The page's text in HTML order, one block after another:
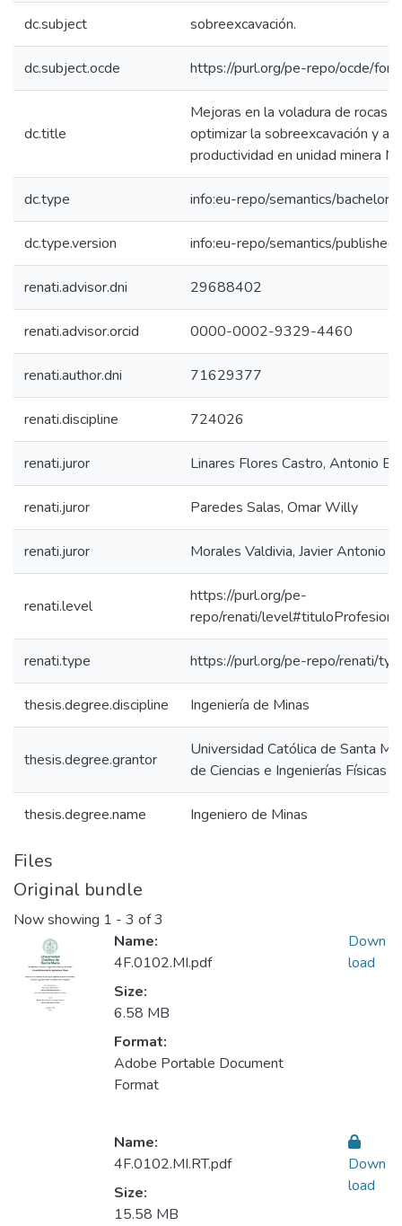
dc.subject sobreexcavación.
dc.subject.ocde https://purl.org/pe-repo/ocde/
dc.title
Mejoras en la voladura de rocas
optimizar la sobreexcavación y
productividad en unidad minera
dc.type info:eu-repo/semantics/
dc.type.version info:eu-repo/semantics/
renati.advisor.dni 29688402
renati.advisor.orcid 0000-0002-9329-4460
renati.author.dni 71629377
renati.discipline 724026
renati.juror Linares Flores Castro, Antonio
renati.juror Paredes Salas, Omar Willy
renati.juror Morales Valdivia, Javier Antonio
renati.level
https://purl.org/pe-
repo/renati/
renati.type https://purl.org/pe-repo/renati/
thesis.degree.discipline Ingeniería de Minas
thesis.degree.grantor
Universidad Católica de Santa
de Ciencias e Ingenierías Físicas
thesis.degree.name Ingeniero de Minas
Files
Original bundle
Now showing 1 - 3 of 3
Name:
4F.0102.MI.pdf
Size:
6.58 MB
Format:
Adobe Portable Document
Format
Down
load
Name:
4F.0102.MI.RT.pdf
Size:
15.58 MB
Down
load